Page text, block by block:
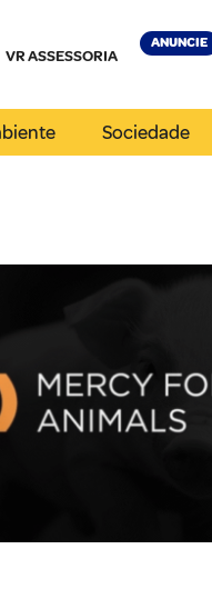
VR ASSESSORIA
ANUNCIE
Sociedade